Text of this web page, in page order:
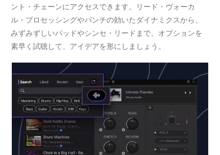
ント・チェーンにアクセスできます。リード・ヴォーカ
ル・プロセッシングやパンチの効いたダイナミクスから、
みずみずしいパッドやシンセ・リードまで、オプションを
素早く試聴して、アイデアを形にしましょう。